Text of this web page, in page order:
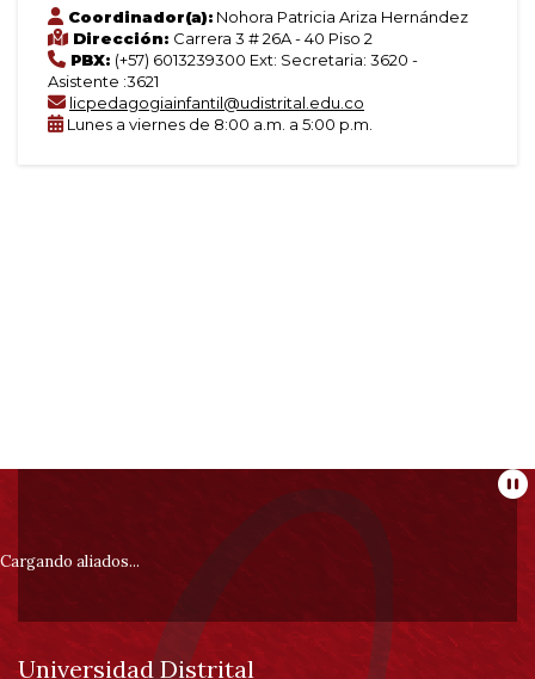
Coordinador(a): Nohora Patricia Ariza Hernández
Dirección: Carrera 3 # 26A - 40 Piso 2
PBX: (+57) 6013239300 Ext: Secretaria: 3620 -
Asistente :3621
licpedagogiainfantil@udistrital.edu.co
Lunes a viernes de 8:00 a.m. a 5:00 p.m.
Información
pie
de
Cargando aliados...
Universidad Distrital